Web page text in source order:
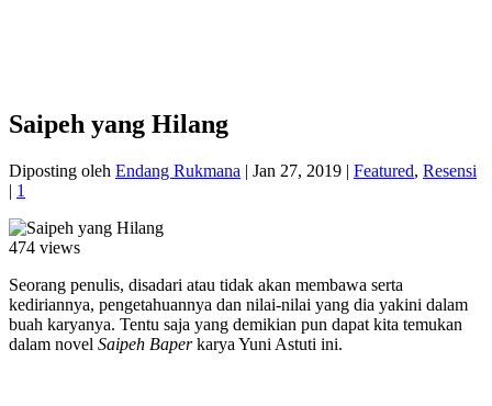
Saipeh yang Hilang
Diposting oleh Endang Rukmana | Jan 27, 2019 | Featured, Resensi
| 1
474 views
Seorang penulis, disadari atau tidak akan membawa serta
kediriannya, pengetahuannya dan nilai-nilai yang dia yakini dalam
buah karyanya. Tentu saja yang demikian pun dapat kita temukan
dalam novel Saipeh Baperkarya Yuni Astuti ini.